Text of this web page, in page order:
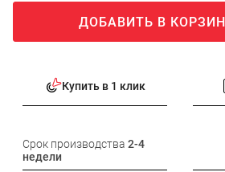
ДОБАВИТЬ В
Купить в 1 клик
Срок производства 2-4
недели